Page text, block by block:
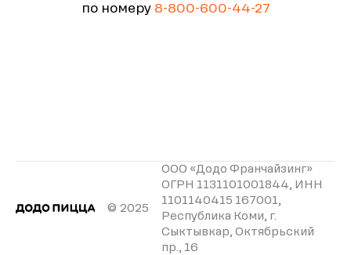
по номеру 8-800-600-44-27
© 2025
ООО «Додо Франчайзинг»
ОГРН 1131101001844, ИНН
1101140415 167001,
Республика Коми, г.
Сыктывкар, Октябрьский
пр., 16